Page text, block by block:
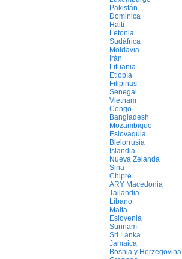
Pakistán
Dominica
Haití
Letonia
Sudáfrica
Moldavia
Irán
Lituania
Etiopía
Filipinas
Senegal
Vietnam
Congo
Bangladesh
Mozambique
Eslovaquia
Bielorrusia
Islandia
Nueva Zelanda
Siria
Chipre
ARY Macedonia
Tailandia
Líbano
Malta
Eslovenia
Surinam
Sri Lanka
Jamaica
Bosnia y Herzegovina